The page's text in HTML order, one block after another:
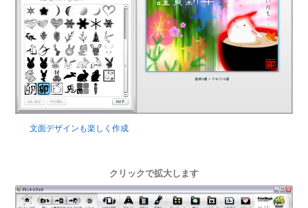
文面デザインも楽しく作成
クリックで拡大します